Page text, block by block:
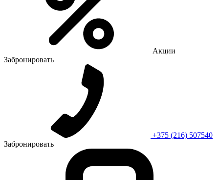
Акции
Забронировать
+375 (216) 507540
Забронировать